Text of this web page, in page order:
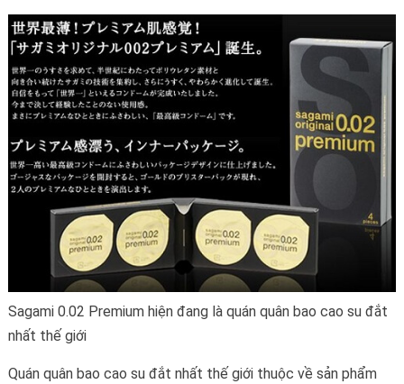
Sagami 0.02 Premium hiện đang là quán quân bao cao su đắt
nhất thế giới
Quán quân bao cao su đắt nhất thế giới thuộc về sản phẩm